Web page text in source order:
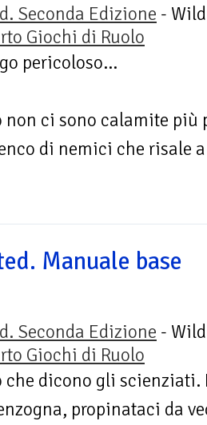
Seconda Edizione -
Giochi di Ruolo
pericoloso...
non ci sono calamite
di nemici che risale
Manuale base
Seconda Edizione -
Giochi di Ruolo
che dicono gli
propinataci da